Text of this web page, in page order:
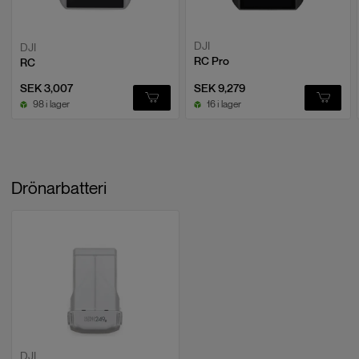
DJI
RC
SEK 3,007
98 i lager
DJI
RC Pro
SEK 9,279
16 i lager
Drönarbatteri
DJI